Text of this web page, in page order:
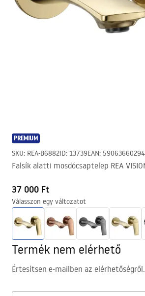
PREMIUM
SKU: REA-B6882ID: 13739EAN:
Falsík alatti mosdócsaptelep REA
37 000 Ft
Válasszon egy változatot
Termék nem elérhető
Értesítsen e-mailben az elérhetőségről.